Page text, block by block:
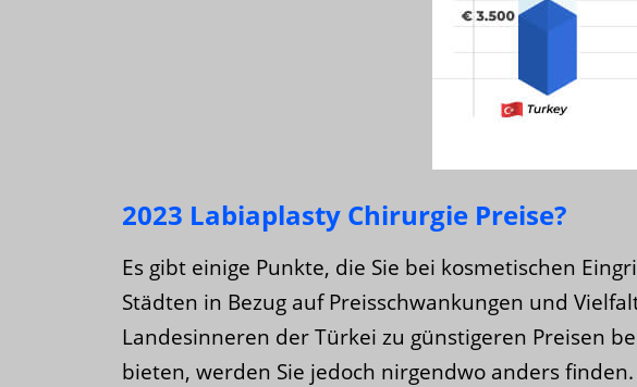
2023 Labiaplasty Chirurgie Preise?
Es gibt einige Punkte, die Sie bei kosmetischen
Städten in Bezug auf Preisschwankungen und
Landesinneren der Türkei zu günstigeren Preisen
bieten, werden Sie jedoch nirgendwo anders